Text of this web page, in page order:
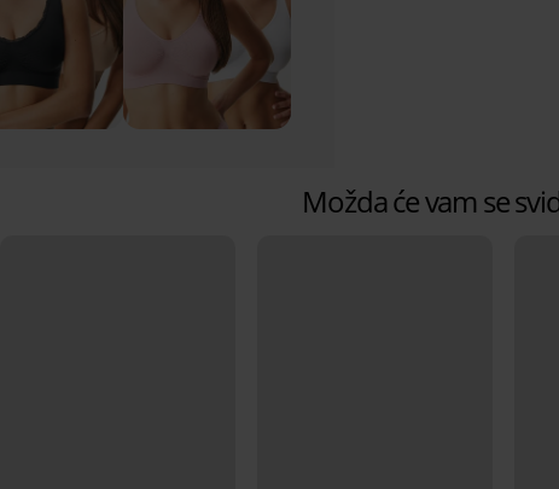
Možda će vam se